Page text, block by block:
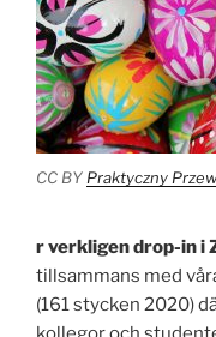
CC BYPraktyczny
r verkligen drop-in i
tillsammans med
(161 stycken 2020)